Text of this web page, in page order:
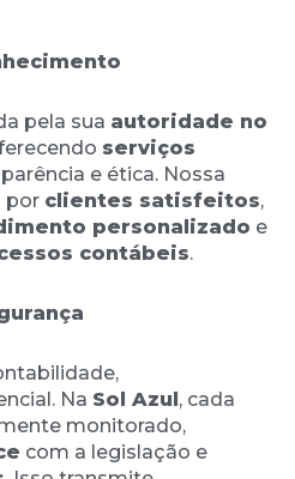
pela sua autoridade no
serviços
e ética. Nossa
por clientes satisfeitos,
personalizado e
contábeis.
Na Sol Azul, cada
monitorado,
com a legislação e